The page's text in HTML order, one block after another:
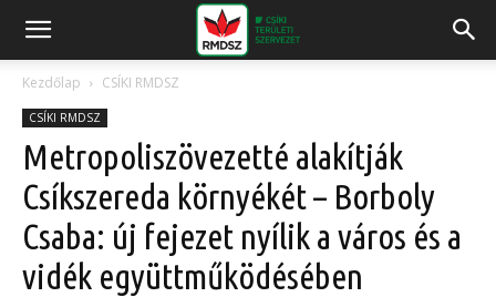
Kezdőlap CSÍKI RMDSZ
CSÍKI RMDSZ
Metropoliszövezetté alakítják
Csíkszereda környékét – Borboly
Csaba: új fejezet nyílik a város és a
vidék együttműködésében